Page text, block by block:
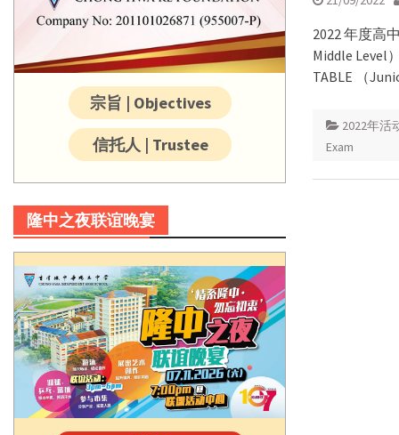
2022 年度高
Middle Level
TABLE （
2022年活
Exam
宗旨 | Objectives
信托人 | Trustee
隆中之夜联谊晚宴